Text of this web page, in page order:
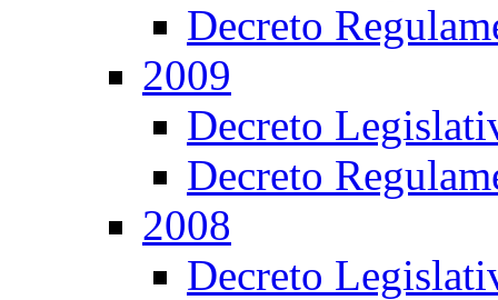
Decreto
2009
Decreto
Decreto
2008
Decreto